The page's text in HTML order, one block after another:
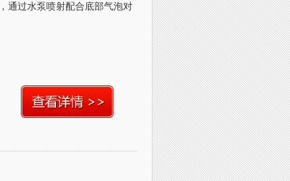
通过水泵喷射配合底部气泡对